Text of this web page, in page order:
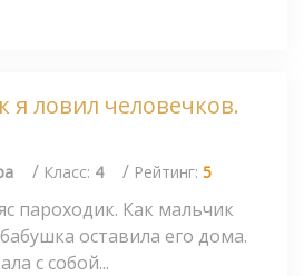
я ловил человечков.
/ Класс: 4 / Рейтинг: 5
пароходик. Как мальчик
оставила его дома.
с собой...